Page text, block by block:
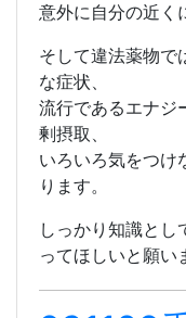
高校生にはあまり
ですが、
意外に自分の近く
そして違法薬物で
な症状、
剰摂取、
いろいろ気をつけ
ります。